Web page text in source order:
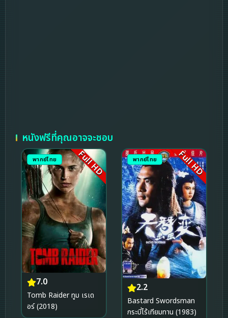
หนังฟรีที่คุณอาจจะชอบ
พากย์ไทย Full HD
7.0
Tomb Raider ทูม เรเด
อร์ (2018)
พากย์ไทย Full HD
2.2
Bastard Swordsman
กระบี่ไร้เทียมทาน (1983)